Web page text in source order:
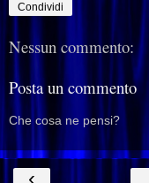
Condividi
Nessun commento:
Posta un commento
Che cosa ne pensi?